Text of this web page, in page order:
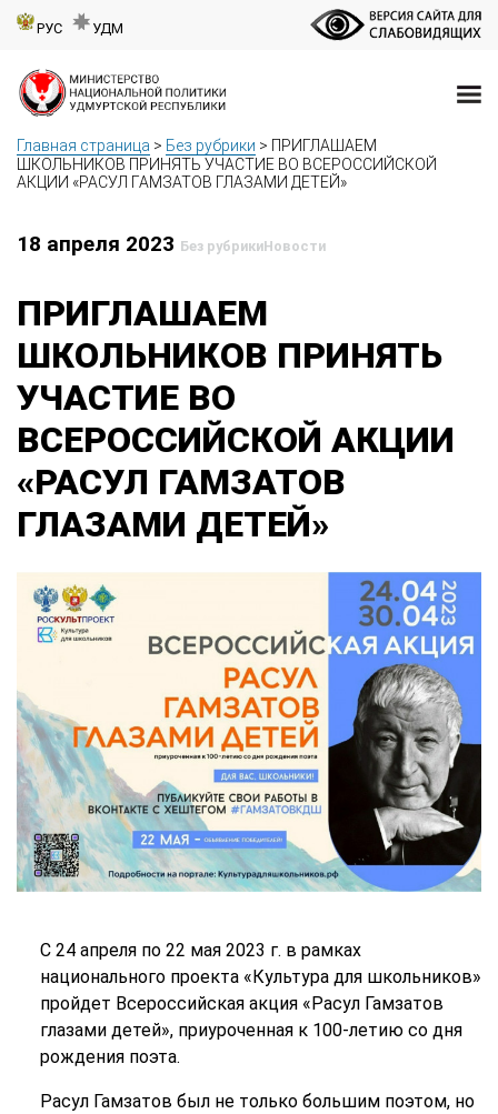
РУС УДМ
Главная страница > Без рубрики > ПРИГЛАШАЕМ
ШКОЛЬНИКОВ ПРИНЯТЬ УЧАСТИЕ ВО ВСЕРОССИЙСКОЙ
АКЦИИ «РАСУЛ ГАМЗАТОВ ГЛАЗАМИ ДЕТЕЙ»
18 апреля 2023 Без рубрикиНовости
ПРИГЛАШАЕМ
ШКОЛЬНИКОВ ПРИНЯТЬ
УЧАСТИЕ ВО
ВСЕРОССИЙСКОЙ АКЦИИ
«РАСУЛ ГАМЗАТОВ
ГЛАЗАМИ ДЕТЕЙ»
С 24 апреля по 22 мая 2023 г. в рамках
национального проекта «Культура для школьников»
пройдет Всероссийская акция «Расул Гамзатов
глазами детей», приуроченная к 100-летию со дня
рождения поэта.
Расул Гамзатов был не только большим поэтом, но